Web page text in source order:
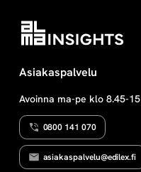
m
a
n
p
a
A
U
T
S
Asiakaspalvelu
Avoinna ma-pe klo 8.45-15
0800 141 070
asiakaspalvelu@edilex.fi